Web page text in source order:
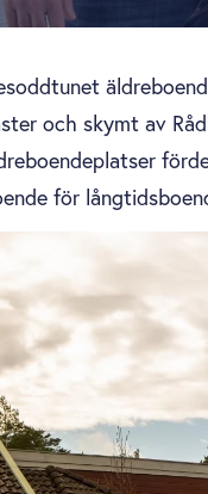
och skymt av
för